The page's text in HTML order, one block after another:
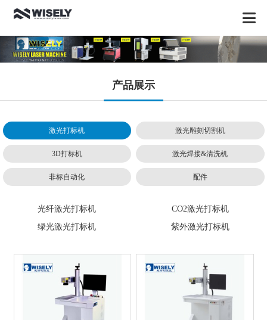
产品展示
激光打标机 激光雕刻切割机
3D打标机 激光焊接&清洗机
非标自动化 配件
光纤激光打标机
CO2激光打标机
绿光激光打标机
紫外激光打标机